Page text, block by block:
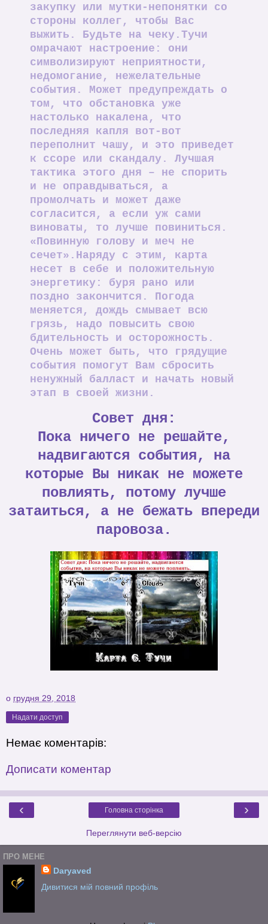
закупку или мутки-непонятки со
стороны коллег, чтобы Вас
выжить. Будьте на чеку.Тучи
омрачают настроение: они
символизируют неприятности,
недомогание, нежелательные
события. Может предупреждать о
том, что обстановка уже
настолько накалена, что
последняя капля вот-вот
переполнит чашу, и это приведет
к ссоре или скандалу. Лучшая
тактика этого дня – не спорить
и не оправдываться, а
промолчать и может даже
согласится, а если уж сами
виноваты, то лучше повиниться.
«Повинную голову и меч не
сечет».Наряду с этим, карта
несет в себе и положительную
энергетику: буря рано или
поздно закончится. Погода
меняется, дождь смывает всю
грязь, надо повысить свою
бдительность и осторожность.
Очень может быть, что грядущие
события помогут Вам сбросить
ненужный балласт и начать новый
этап в своей жизни.
Совет дня:
Пока ничего не решайте,
надвигаются события, на
которые Вы никак не можете
повлиять, потому лучше
затаиться, а не бежать впереди
паровоза.
о грудня 29, 2018
Надати доступ
Немає коментарів:
Дописати коментар
‹ ›
Головна сторінка
Переглянути веб-версію
ПРО МЕНЕ
Daryaved
Дивитися мій повний профіль